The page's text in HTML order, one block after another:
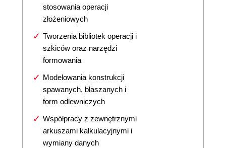
stosowania operacji
złożeniowych
Tworzenia bibliotek operacji i
szkiców oraz narzędzi
formowania
Modelowania konstrukcji
spawanych, blaszanych i
form odlewniczych
Współpracy z zewnętrznymi
arkuszami kalkulacyjnymi i
wymiany danych